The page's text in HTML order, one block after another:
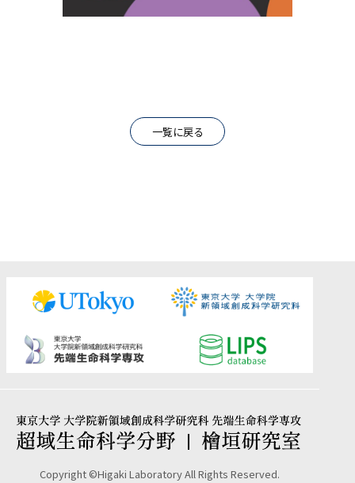
一覧に戻る
Copyright ©Higaki Laboratory All Rights Reserved.